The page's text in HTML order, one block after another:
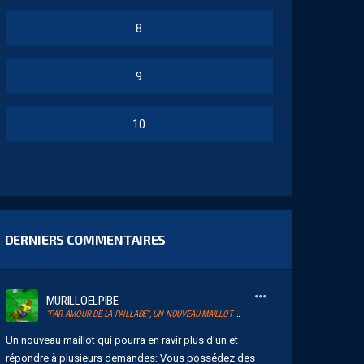
8
9
10
DERNIERS COMMENTAIRES
MURILLOELPIBE
“PAR AMOUR DE LA PAILLADE”, UN NOUVEAU MAILLOT POUR LE MHSC
Un nouveau maillot qui pourra en ravir plus d'un et
répondre à plusieurs demandes: Vous possédez des